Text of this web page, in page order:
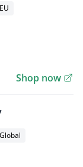
Shop now